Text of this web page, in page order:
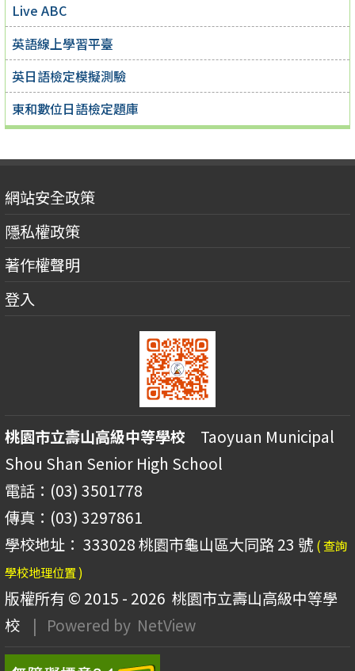
Live ABC
英語線上學習平臺
英日語檢定模擬測驗
東和數位日語檢定題庫
網站安全政策
隱私權政策
著作權聲明
登入
桃園市立壽山高級中等學校 Taoyuan Municipal
Shou Shan Senior High School
電話：(03) 3501778
傳真：(03) 3297861
學校地址： 333028 桃園市龜山區大同路 23 號 ( 查詢
學校地理位置 )
版權所有 © 2015 - 2026 桃園市立壽山高級中等學
校
| Powered by NetView